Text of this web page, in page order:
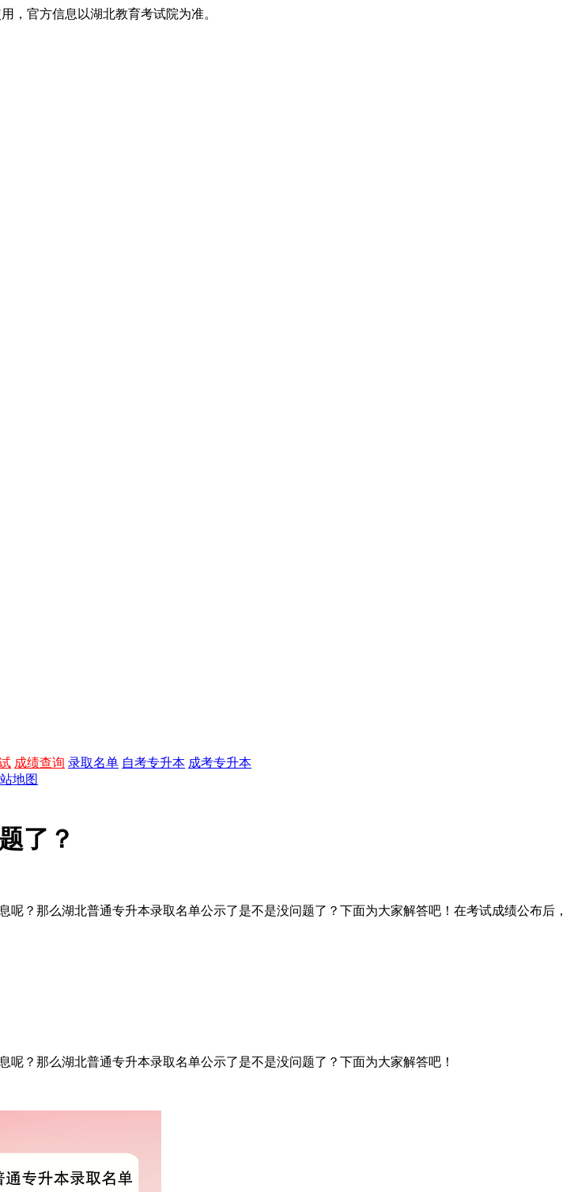
，官方信息以湖北教育考试院为准。
成绩查询 录取名单 自考专升本 成考专升本
地图
了？
？那么湖北普通专升本录取名单公示了是不是没问题了？下面为大家解答吧！在考试成绩公布后，
？那么湖北普通专升本录取名单公示了是不是没问题了？下面为大家解答吧！